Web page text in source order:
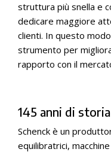
struttura più snella e
dedicare maggiore
clienti. In questo
strumento per
rapporto con il
145 anni di
Schenck è un
equilibratrici,